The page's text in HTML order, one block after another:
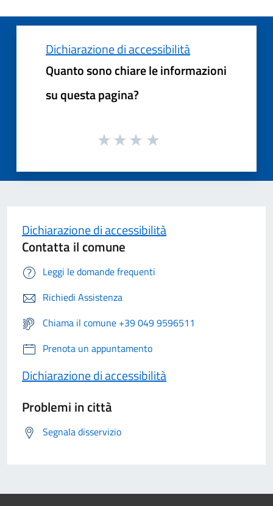
Dichiarazione di accessibilità
Quanto sono chiare le informazioni
su questa pagina?
Dichiarazione di accessibilità
Contatta il comune
Leggi le domande frequenti
Richiedi Assistenza
Chiama il comune +39 049 9596511
Prenota un appuntamento
Dichiarazione di accessibilità
Problemi in città
Segnala disservizio